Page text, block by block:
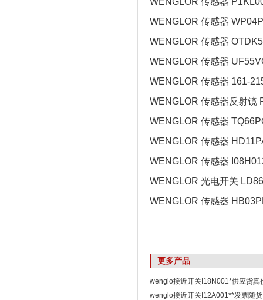
WENGLOR 传感器
WENGLOR 传感器
WENGLOR 传感器
WENGLOR 传感器 161-
WENGLOR 传感器反射镜
WENGLOR 传感器
WENGLOR 传感器
WENGLOR 传感器
WENGLOR 光电开关
WENGLOR 传感器
更多产品
wenglo接近开关I18N001*供应货真
wenglo接近开关I12A001**发票随货